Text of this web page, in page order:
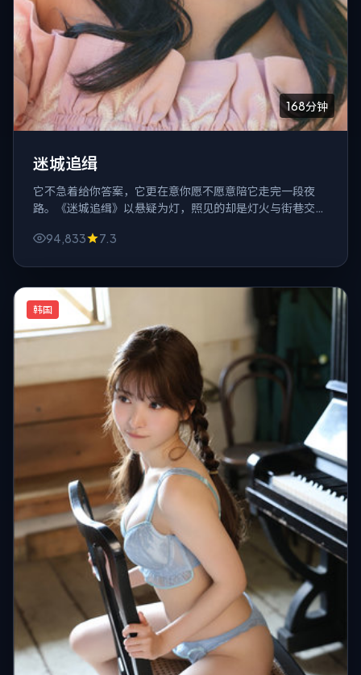
168分钟
迷城追缉
它不急着给你答案，它更在意你愿不愿意陪它走完一段夜
路。《迷城追缉》以悬疑为灯，照见的却是灯火与街巷交织
94,833
7.3
韩国